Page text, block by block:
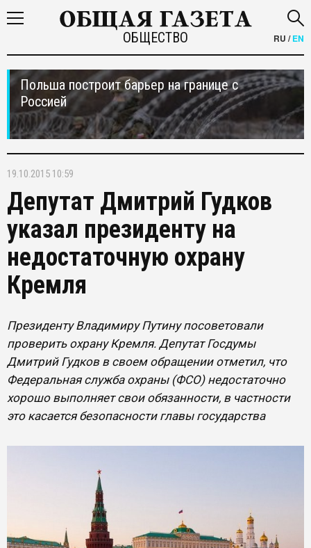
ОБЩЕСТВО RU /EN
Польша построит барьер на границе с
Россией
19.10.2015 10:59
Депутат Дмитрий Гудков
указал президенту на
недостаточную охрану
Кремля
Президенту Владимиру Путину посоветовали
проверить охрану Кремля. Депутат Госдумы
Дмитрий Гудков в своем обращении отметил, что
Федеральная служба охраны (ФСО) недостаточно
хорошо выполняет свои обязанности, в частности
это касается безопасности главы государства